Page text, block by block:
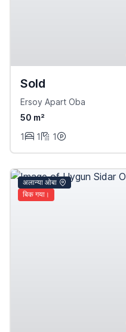
Sold
Ersoy Apart Oba
50 m²
1
1 1
अलान्या ओबा
बिक गया।